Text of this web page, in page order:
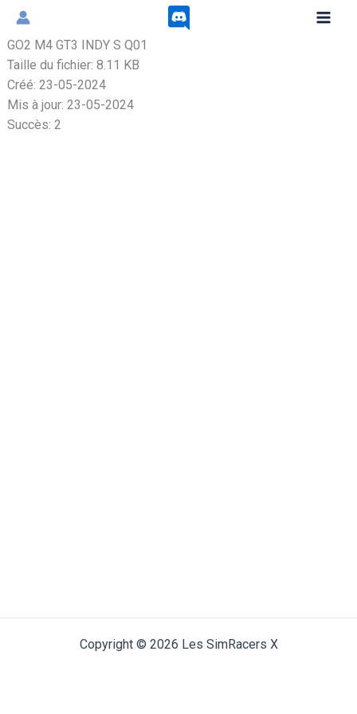
Aller
contenu
GO2 M4 GT3 INDY S Q01
Taille du fichier: 8.11 KB
Créé: 23-05-2024
Mis à jour: 23-05-2024
Succès: 2
Copyright © 2026 Les SimRacers X